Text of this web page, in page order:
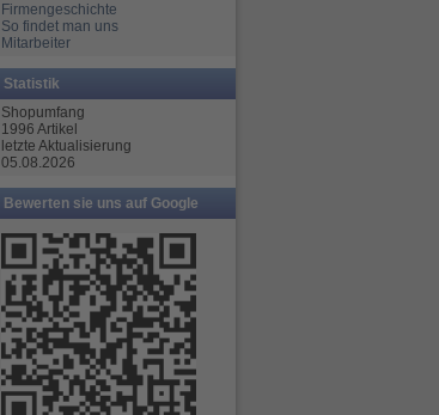
Firmengeschichte
So findet man uns
Mitarbeiter
Statistik
Shopumfang
1996 Artikel
letzte Aktualisierung
05.08.2026
Bewerten sie uns auf Google